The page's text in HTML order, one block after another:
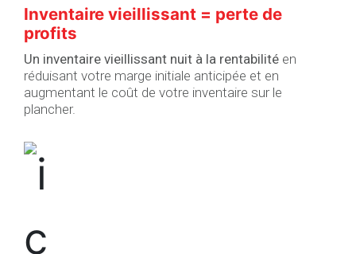
Inventaire vieillissant = perte de
profits
Un inventaire vieillissant nuit à la rentabilité en
réduisant votre marge initiale anticipée et en
augmentant le coût de votre inventaire sur le
plancher.